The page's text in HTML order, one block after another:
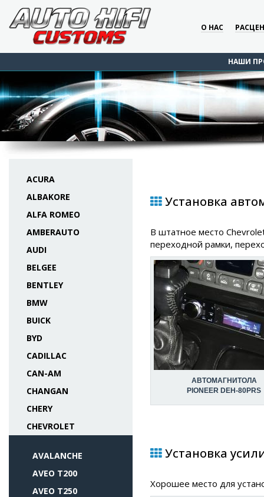
О НАС
НАШИ
ACURA
ALBAKORE
ALFA ROMEO
AMBERAUTO
AUDI
BELGEE
BENTLEY
BMW
BUICK
BYD
CADILLAC
CAN-AM
CHANGAN
CHERY
CHEVROLET
AVALANCHE
AVEO T200
AVEO T250
Установка
В штатное место
переходной рамки,
АВТОМАГНИТОЛА
PIONEER DEH-80PRS
Установка
Хорошее место для